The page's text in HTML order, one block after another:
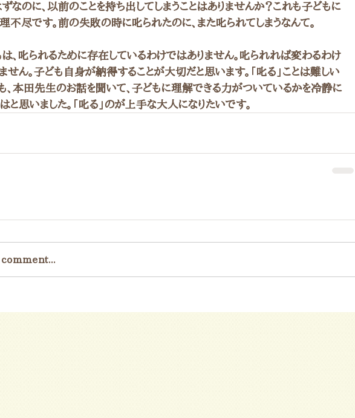
なのに、以前のことを持ち出してしまうことはありませんか？これも子どもに
不尽です。前の失敗の時に叱られたのに、また叱られてしまうなんて。
、叱られるために存在しているわけではありません。叱られれば変わるわけ
せん。子ども自身が納得することが大切だと思います。「叱る」ことは難しい
、本田先生のお話を聞いて、子どもに理解できる力がついているかを冷静に
と思いました。「叱る」のが上手な大人になりたいです。